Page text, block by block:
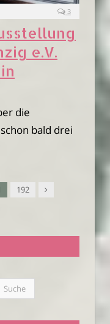
3
e.V.
die
bald drei
192 Nachfolger